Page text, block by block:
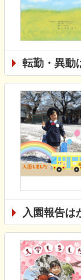
転勤・異動
入園報告は